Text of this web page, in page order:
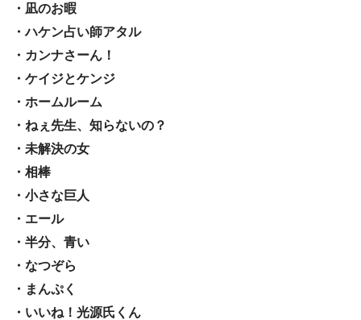
・凪のお暇
・ハケン占い師アタル
・カンナさーん！
・ケイジとケンジ
・ホームルーム
・ねぇ先生、知らないの？
・未解決の女
・相棒
・小さな巨人
・エール
・半分、青い
・なつぞら
・まんぷく
・いいね！光源氏くん